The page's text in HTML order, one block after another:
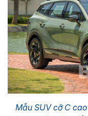
Mẫu SUV cỡ C